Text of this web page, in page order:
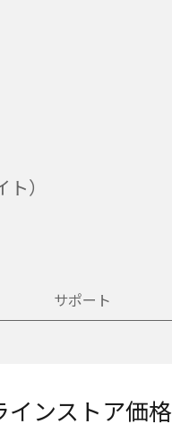
）
サポート
インストア価格